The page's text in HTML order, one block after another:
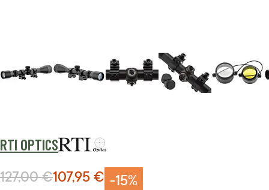
RTI OPTICS
-15%
Prix Spécial
107,95 €
Prix normal
127,00 €